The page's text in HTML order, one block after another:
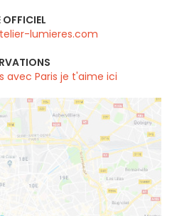
OFFICIEL
lumieres.com
avec Paris je t'aime ici